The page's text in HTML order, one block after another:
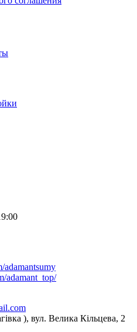
adamantsumy
adamant_top/
), вул. Велика Кільцева, 2